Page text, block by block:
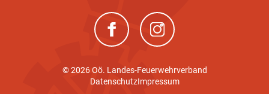
(neues Fenster)(neues Fenster)
© 2026 Oö. Landes-Feuerwehrverband
DatenschutzImpressum